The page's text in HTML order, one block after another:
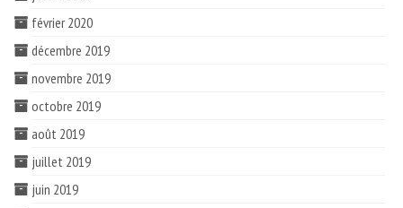
février 2020
décembre 2019
novembre 2019
octobre 2019
août 2019
juillet 2019
juin 2019